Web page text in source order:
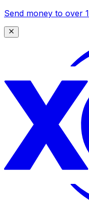
Send money to over